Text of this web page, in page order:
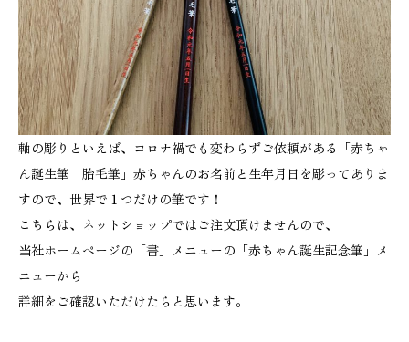
軸の彫りといえば、コロナ禍でも変わらずご依頼がある「赤ちゃ
ん誕生筆 胎毛筆」赤ちゃんのお名前と生年月日を彫ってありま
すので、世界で１つだけの筆です！
こちらは、ネットショップではご注文頂けませんので、
当社ホームページの「書」メニューの「赤ちゃん誕生記念筆」メ
ニューから
詳細をご確認いただけたらと思います。